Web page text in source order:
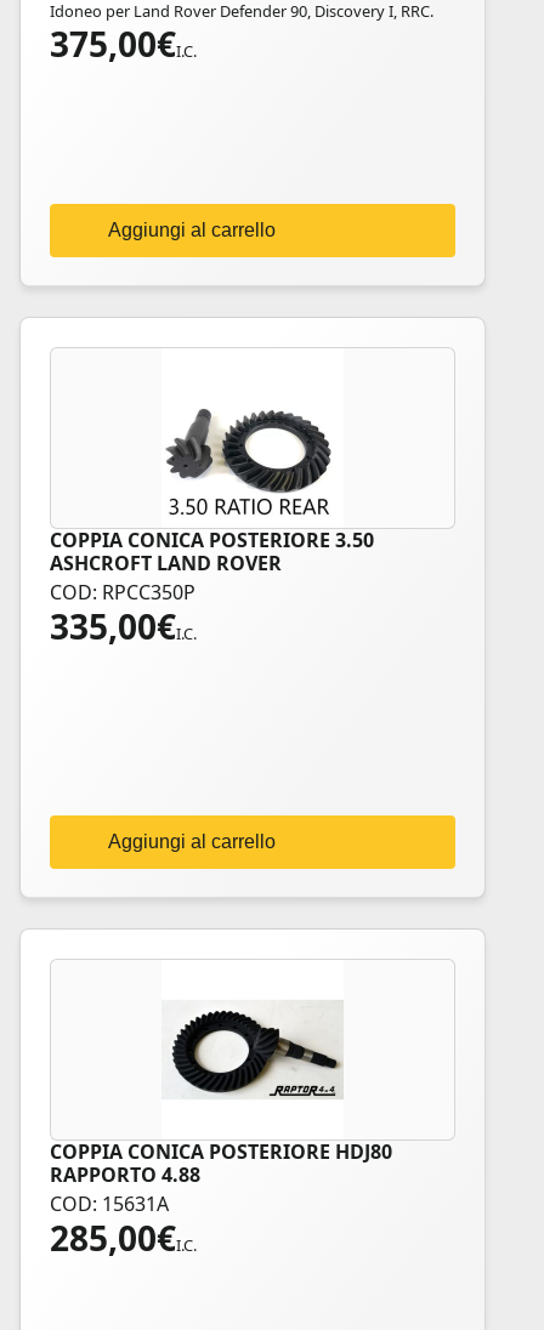
Idoneo per Land Rover Defender 90, Discovery I, RRC.
375,00€I.C.
Aggiungi al carrello
COPPIA CONICA POSTERIORE 3.50
ASHCROFT LAND ROVER
COD: RPCC350P
335,00€I.C.
Aggiungi al carrello
COPPIA CONICA POSTERIORE HDJ80
RAPPORTO 4.88
COD: 15631A
285,00€I.C.